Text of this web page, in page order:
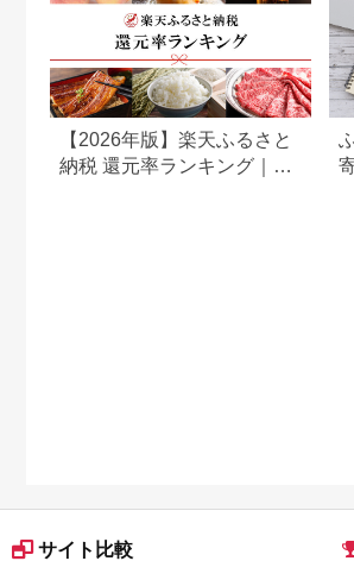
【2026年版】楽天ふるさと
納税 還元率ランキング｜高
サイト比較